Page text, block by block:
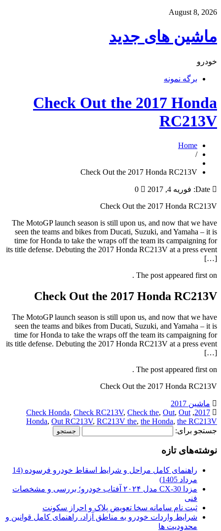
August 8, 2026
ماشین های جدید
خودرو
برگه نمونه
Check Out the 2017 Honda
RC213V
Home
/
Check Out the 2017 Honda RC213V
Date: فوریه 4, 2017
0
Check Out the 2017 Honda RC213V
The MotoGP launch season is still upon us, and now that we have
seen the teams and bikes from Ducati, Suzuki, and Yamaha – it is
time for Honda to take the wraps off the team its campaigning for
its title defense. Debuting the 2017 Honda RC213V at a press event
[…]
The post appeared first on .
Check Out the 2017 Honda RC213V
The MotoGP launch season is still upon us, and now that we have
seen the teams and bikes from Ducati, Suzuki, and Yamaha – it is
time for Honda to take the wraps off the team its campaigning for
its title defense. Debuting the 2017 Honda RC213V at a press event
[…]
The post appeared first on .
Check Out the 2017 Honda RC213V
ماشین 2017
2017
,
Check Honda, Check RC213V, Check the, Out, Out
Honda, Out RC213V, RC213V the, the Honda, the RC213V
جستجو برای:
نوشته‌های تازه
راهنمای کامل مراحل و شرایط اسقاط خودرو فرسوده (14
مرداد 1405)
مزدا CX-30 مدل ۲۰۲۴ آفتاب خودرو؛ بررسی و مشخصات
فنی
ثبت نام سامانه سخا تعویض پلاک و احراز سکونت
شرایط واردات خودرو به مناطق آزاد، راهنمای کامل قوانین و
محدودیت ها